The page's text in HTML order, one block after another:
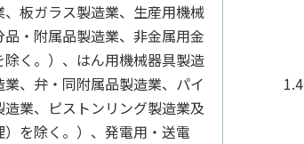
板ガラス製造業、生産用機械
・附属品製造業、非金属用金
く。）、はん用機械器具製造
、弁・同附属品製造業、パイ
業、ピストンリング製造業及
を除く。）、発電用・送電
1.4